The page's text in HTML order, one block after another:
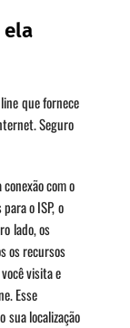
ela
que fornece
Seguro
com o
o ISP, o
lado, os
os recursos
visita e
Esse
sua localização